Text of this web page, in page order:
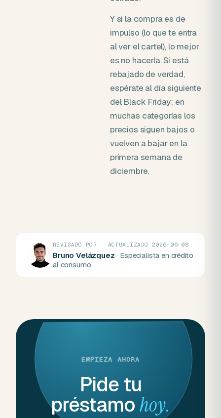
Y si la compra es de
impulso (lo que te entra
al ver el cartel), lo mejor
es no hacerla. Si está
rebajado de verdad,
espérate al día siguiente
del Black Friday: en
muchas categorías los
precios siguen bajos o
vuelven a bajar en la
primera semana de
diciembre.
REVISADO POR · ACTUALIZADO 2026-06-08
Bruno Velázquez · Especialista en crédito
al consumo
EMPIEZA AHORA
Pide tu
préstamohoy.